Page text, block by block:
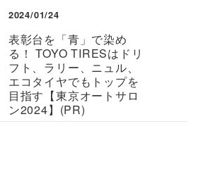
2024/01/24
表彰台を「青」で染め
る！ TOYO TIRESはドリ
フト、ラリー、ニュル、
エコタイヤでもトップを
目指す【東京オートサロ
ン2024】(PR)